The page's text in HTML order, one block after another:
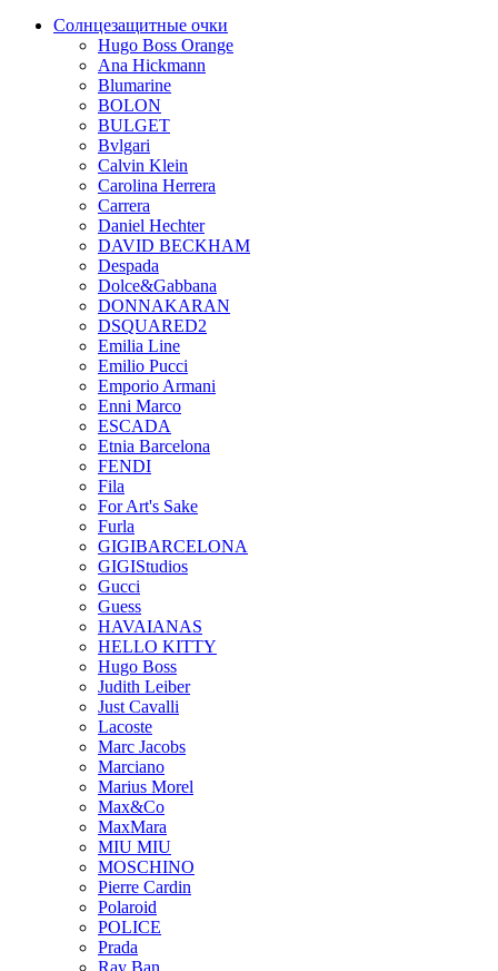
Солнцезащитные очки
Hugo Boss Orange
Ana Hickmann
Blumarine
BOLON
BULGET
Bvlgari
Calvin Klein
Carolina Herrera
Carrera
Daniel Hechter
DAVID BECKHAM
Despada
Dolce&Gabbana
DONNAKARAN
DSQUARED2
Emilia Line
Emilio Pucci
Emporio Armani
Enni Marco
ESCADA
Etnia Barcelona
FENDI
Fila
For Art's Sake
Furla
GIGIBARCELONA
GIGIStudios
Gucci
Guess
HAVAIANAS
HELLO KITTY
Hugo Boss
Judith Leiber
Just Cavalli
Lacoste
Marc Jacobs
Marciano
Marius Morel
Max&Co
MaxMara
MIU MIU
MOSCHINO
Pierre Cardin
Polaroid
POLICE
Prada
Ray Ban